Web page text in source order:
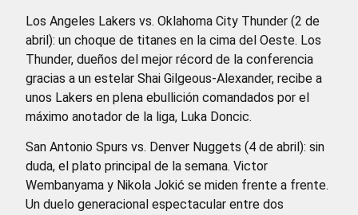
Los Angeles Lakers vs. Oklahoma City Thunder (2 de
abril): un choque de titanes en la cima del Oeste. Los
Thunder, dueños del mejor récord de la conferencia
gracias a un estelar Shai Gilgeous-Alexander, recibe a
unos Lakers en plena ebullición comandados por el
máximo anotador de la liga, Luka Doncic.
San Antonio Spurs vs. Denver Nuggets (4 de abril): sin
duda, el plato principal de la semana. Victor
Wembanyama y Nikola Jokić se miden frente a frente.
Un duelo generacional espectacular entre dos